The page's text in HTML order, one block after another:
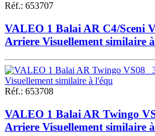
Réf.: 653707
VALEO 1 Balai AR C4/Sceni
Arriere Visuellement similaire
Réf.: 653708
VALEO 1 Balai AR Twingo
Arriere Visuellement similaire